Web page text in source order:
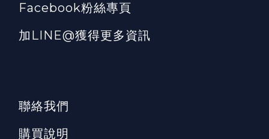
Facebook粉絲專頁
加LINE@獲得更多資訊
聯絡我們
購買說明